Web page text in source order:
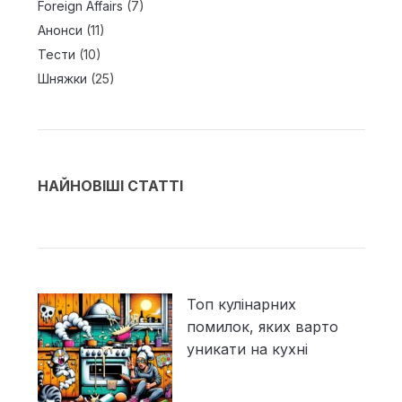
Foreign Affairs (7)
Анонси (11)
Тести (10)
Шняжки (25)
НАЙНОВІШІ СТАТТІ
Топ кулінарних
помилок, яких варто
уникати на кухні